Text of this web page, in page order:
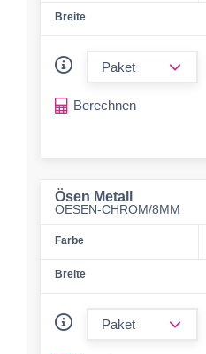
Breite
Berechnen
Ösen Metall
OESEN-CHROM/8MM
Farbe
Breite